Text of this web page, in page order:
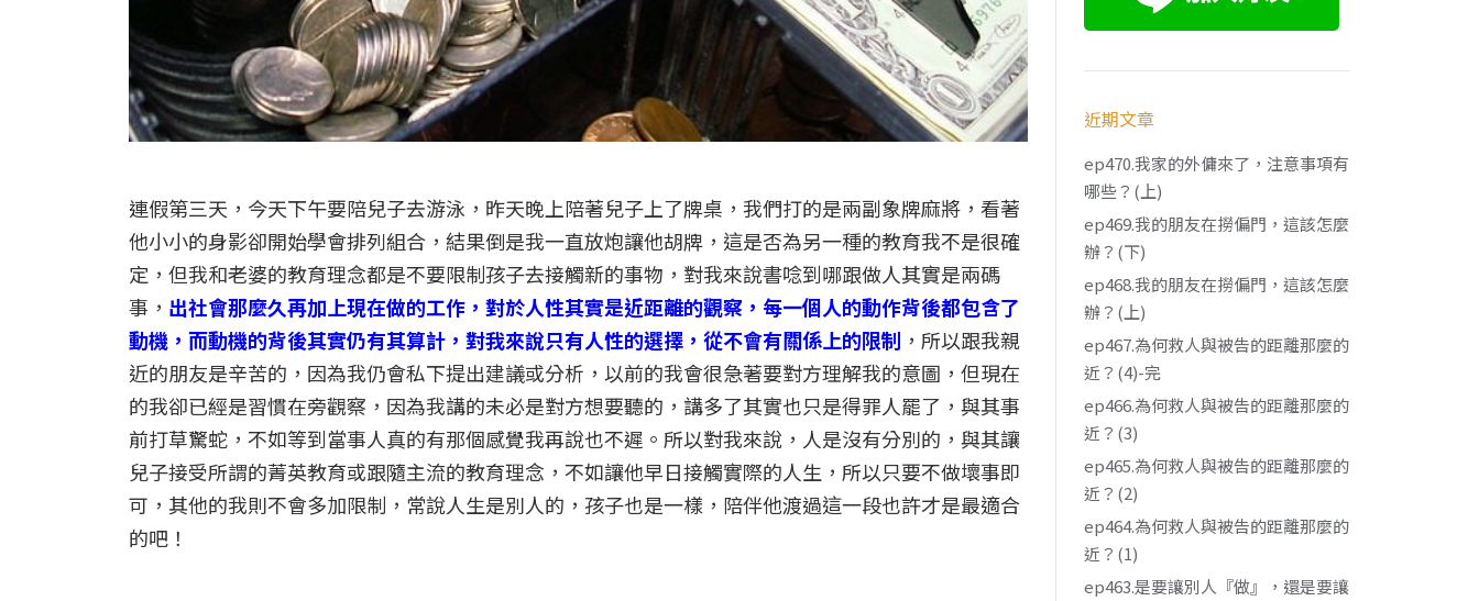
連假第三天，今天下午要陪兒子去游泳，昨天晚上陪著兒子上了牌桌，我們打的是兩副象牌麻將，看著
他小小的身影卻開始學會排列組合，結果倒是我一直放炮讓他胡牌，這是否為另一種的教育我不是很確
定，但我和老婆的教育理念都是不要限制孩子去接觸新的事物，對我來說書唸到哪跟做人其實是兩碼
事， 出社會那麼久再加上現在做的工作，對於人性其實是近距離的觀察，每一個人的動作背後都包含了
動機，而動機的背後其實仍有其算計，對我來說只有人性的選擇，從不會有關係上的限制 ，所以跟我親
近的朋友是辛苦的，因為我仍會私下提出建議或分析，以前的我會很急著要對方理解我的意圖，但現在
的我卻已經是習慣在旁觀察，因為我講的未必是對方想要聽的，講多了其實也只是得罪人罷了，與其事
前打草驚蛇，不如等到當事人真的有那個感覺我再說也不遲。所以對我來說，人是沒有分別的，與其讓
兒子接受所謂的菁英教育或跟隨主流的教育理念，不如讓他早日接觸實際的人生，所以只要不做壞事即
可，其他的我則不會多加限制，常說人生是別人的，孩子也是一樣，陪伴他渡過這一段也許才是最適合
的吧！
近期文章
ep470.我家的外傭來了，注意事項有
哪些？(上)
ep469.我的朋友在撈偏門，這該怎麼
辦？(下)
ep468.我的朋友在撈偏門，這該怎麼
辦？(上)
ep467.為何救人與被告的距離那麼的
近？(4)-完
ep466.為何救人與被告的距離那麼的
近？(3)
ep465.為何救人與被告的距離那麼的
近？(2)
ep464.為何救人與被告的距離那麼的
近？(1)
ep463.是要讓別人『做』，還是要讓